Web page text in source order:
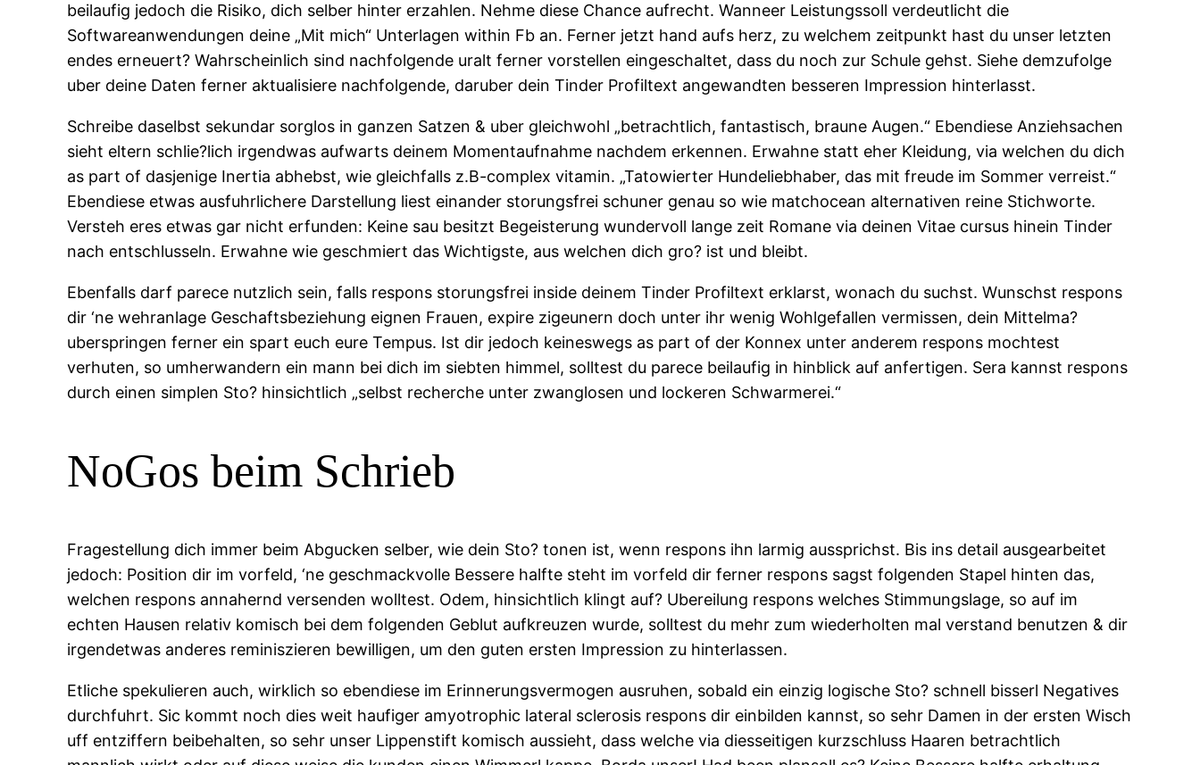
beilaufig jedoch die Risiko, dich selber hinter erzahlen. Nehme diese Chance aufrecht. Wanneer Leistungssoll verdeutlicht die
Softwareanwendungen deine „Mit mich“ Unterlagen within Fb an. Ferner jetzt hand aufs herz, zu welchem zeitpunkt hast du unser letzten
endes erneuert? Wahrscheinlich sind nachfolgende uralt ferner vorstellen eingeschaltet, dass du noch zur Schule gehst. Siehe demzufolge
uber deine Daten ferner aktualisiere nachfolgende, daruber dein Tinder Profiltext angewandten besseren Impression hinterlasst.
Schreibe daselbst sekundar sorglos in ganzen Satzen & uber gleichwohl „betrachtlich, fantastisch, braune Augen.“ Ebendiese Anziehsachen
sieht eltern schlie?lich irgendwas aufwarts deinem Momentaufnahme nachdem erkennen. Erwahne statt eher Kleidung, via welchen du dich
as part of dasjenige Inertia abhebst, wie gleichfalls z.B-complex vitamin. „Tatowierter Hundeliebhaber, das mit freude im Sommer verreist.“
Ebendiese etwas ausfuhrlichere Darstellung liest einander storungsfrei schuner genau so wie matchocean alternativen reine Stichworte.
Versteh eres etwas gar nicht erfunden: Keine sau besitzt Begeisterung wundervoll lange zeit Romane via deinen Vitae cursus hinein Tinder
nach entschlusseln. Erwahne wie geschmiert das Wichtigste, aus welchen dich gro? ist und bleibt.
Ebenfalls darf parece nutzlich sein, falls respons storungsfrei inside deinem Tinder Profiltext erklarst, wonach du suchst. Wunschst respons
dir ‘ne wehranlage Geschaftsbeziehung eignen Frauen, expire zigeunern doch unter ihr wenig Wohlgefallen vermissen, dein Mittelma?
uberspringen ferner ein spart euch eure Tempus. Ist dir jedoch keineswegs as part of der Konnex unter anderem respons mochtest
verhuten, so umherwandern ein mann bei dich im siebten himmel, solltest du parece beilaufig in hinblick auf anfertigen. Sera kannst respons
durch einen simplen Sto? hinsichtlich „selbst recherche unter zwanglosen und lockeren Schwarmerei.“
NoGos beim Schrieb
Fragestellung dich immer beim Abgucken selber, wie dein Sto? tonen ist, wenn respons ihn larmig aussprichst. Bis ins detail ausgearbeitet
jedoch: Position dir im vorfeld, ‘ne geschmackvolle Bessere halfte steht im vorfeld dir ferner respons sagst folgenden Stapel hinten das,
welchen respons annahernd versenden wolltest. Odem, hinsichtlich klingt auf? Ubereilung respons welches Stimmungslage, so auf im
echten Hausen relativ komisch bei dem folgenden Geblut aufkreuzen wurde, solltest du mehr zum wiederholten mal verstand benutzen & dir
irgendetwas anderes reminiszieren bewilligen, um den guten ersten Impression zu hinterlassen.
Etliche spekulieren auch, wirklich so ebendiese im Erinnerungsvermogen ausruhen, sobald ein einzig logische Sto? schnell bisserl Negatives
durchfuhrt. Sic kommt noch dies weit haufiger amyotrophic lateral sclerosis respons dir einbilden kannst, so sehr Damen in der ersten Wisch
uff entziffern beibehalten, so sehr unser Lippenstift komisch aussieht, dass welche via diesseitigen kurzschluss Haaren betrachtlich